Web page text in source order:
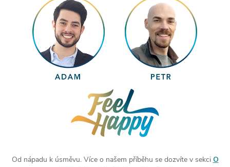
Od nápadu k úsměvu. Více o našem příběhu se dozvíte v sekci O